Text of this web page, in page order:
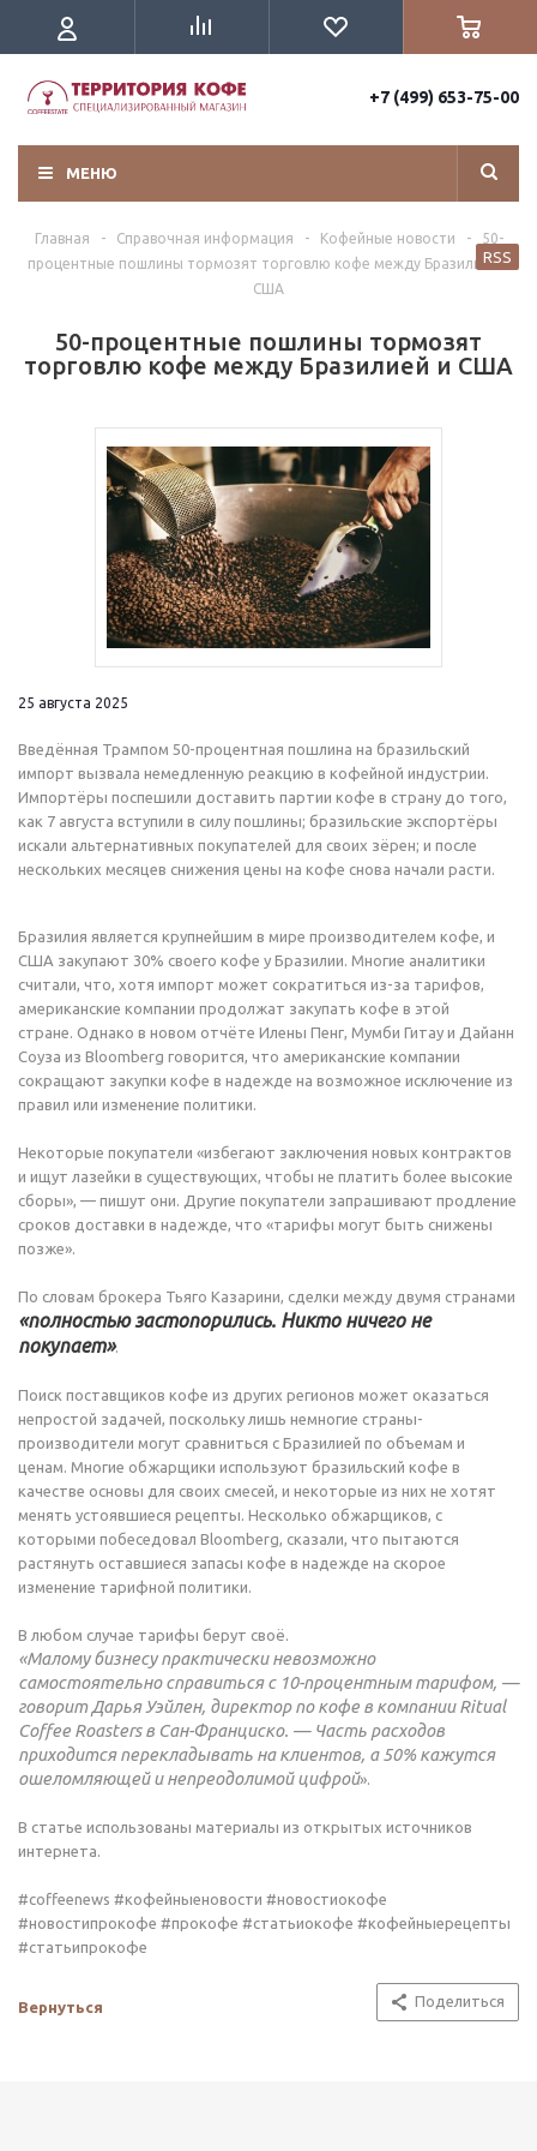
+7 (499) 653-75-00
МЕНЮ
Главная - Справочная информация - Кофейные новости -
50-
процентные пошлины тормозят торговлю кофе между Бразилией и
США
50-процентные пошлины тормозят
торговлю кофе между Бразилией и США
RSS
25 августа 2025
Введённая Трампом 50-процентная пошлина на бразильский
импорт вызвала немедленную реакцию в кофейной индустрии.
Импортёры поспешили доставить партии кофе в страну до того,
как 7 августа вступили в силу пошлины; бразильские экспортёры
искали альтернативных покупателей для своих зёрен; и после
нескольких месяцев снижения цены на кофе снова начали расти.
Бразилия является крупнейшим в мире производителем кофе, и
США закупают 30% своего кофе у Бразилии. Многие аналитики
считали, что, хотя импорт может сократиться из-за тарифов,
американские компании продолжат закупать кофе в этой
стране. Однако в новом отчёте Илены Пенг, Мумби Гитау и Дайанн
Соуза из Bloomberg говорится, что американские компании
сокращают закупки кофе в надежде на возможное исключение из
правил или изменение политики.
Некоторые покупатели «избегают заключения новых контрактов
и ищут лазейки в существующих, чтобы не платить более высокие
сборы», — пишут они. Другие покупатели запрашивают продление
сроков доставки в надежде, что «тарифы могут быть снижены
позже».
По словам брокера Тьяго Казарини, сделки между двумя странами
«полностью застопорились. Никто ничего не
покупает».
Поиск поставщиков кофе из других регионов может оказаться
непростой задачей, поскольку лишь немногие страны-
производители могут сравниться с Бразилией по объемам и
ценам. Многие обжарщики используют бразильский кофе в
качестве основы для своих смесей, и некоторые из них не хотят
менять устоявшиеся рецепты. Несколько обжарщиков, с
которыми побеседовал Bloomberg, сказали, что пытаются
растянуть оставшиеся запасы кофе в надежде на скорое
изменение тарифной политики.
В любом случае тарифы берут своё.
«Малому бизнесу практически невозможно
самостоятельно справиться с 10-процентным тарифом, —
говорит Дарья Уэйлен, директор по кофе в компании Ritual
Coffee Roasters в Сан-Франциско. — Часть расходов
приходится перекладывать на клиентов, а 50% кажутся
ошеломляющей и непреодолимой цифрой».
В статье использованы материалы из открытых источников
интернета.
#coffeenews #кофейныеновости #новостиокофе
#новостипрокофе #прокофе #статьиокофе #кофейныерецепты
#статьипрокофе
Вернуться Поделиться